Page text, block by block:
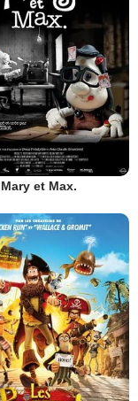
Mary et Max.